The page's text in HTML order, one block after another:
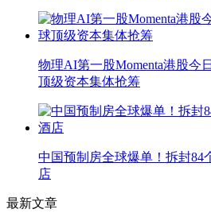
物理AI第一股Momenta港股今
顶级资本集体抢筹
中国预制房全球爆单！拆封84
店
最新文章